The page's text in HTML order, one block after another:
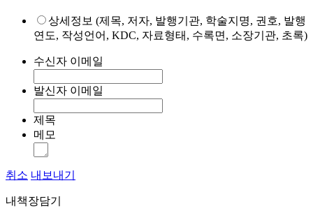
상세정보 (제목, 저자, 발행기관, 학술지명, 권호, 발행
연도, 작성언어, KDC, 자료형태, 수록면, 소장기관, 초록)
수신자 이메일
발신자 이메일
제목
메모
취소 내보내기
내책장담기